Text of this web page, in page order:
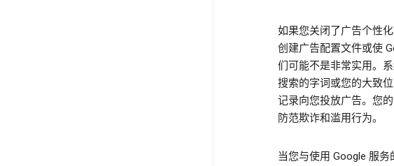
如果您关闭了广告个性
创建广告配置文件或使
们可能不是非常实用。
搜索的字词或您的大致
记录向您投放广告。您
防范欺诈和滥用行为。
当您与使用 Google 服